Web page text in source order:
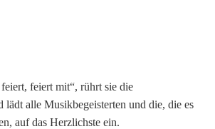
feiert mit“, rührt sie die
lädt alle Musikbegeisterten und die, die es
auf das Herzlichste ein.